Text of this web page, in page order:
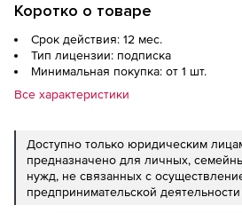
Коротко о товаре
Срок действия: 12 мес.
Тип лицензии: подписка
Минимальная покупка: от 1 шт.
Все характеристики
Доступно только юридическим
предназначено для личных,
нужд, не связанных с
предпринимательской деятельности